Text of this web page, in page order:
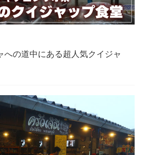
への道中にある超人気クイジャ